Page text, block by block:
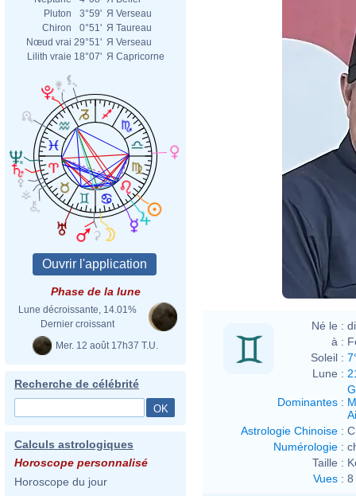
Pluton
3°59' Я Verseau
Chiron
0°51' Я Taureau
Nœud vrai 29°51' Я Verseau
Lilith vraie 18°07' Я Capricorne
Phase de la lune
Lune décroissante, 14.01%
Dernier croissant
Mer. 12 août 17h37 T.U.
Recherche de célébrité
Calculs astrologiques
Horoscope personnalisé
Horoscope du jour
Né le :
à :
Soleil :
Lune :
Dominantes :
Astrologie Chinoise :
Numérologie :
Taille :
Vues : 8